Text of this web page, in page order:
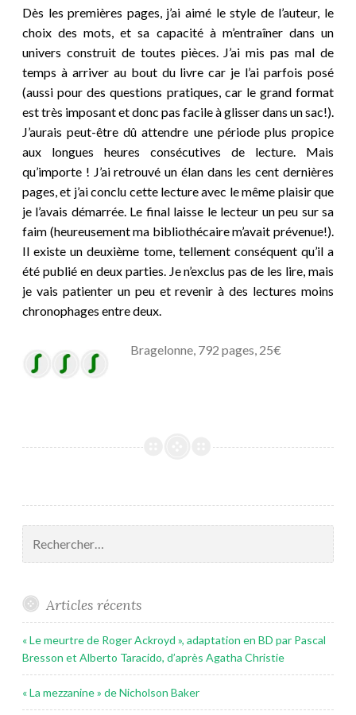
Dès les premières pages, j’ai aimé le style de l’auteur, le
choix des mots, et sa capacité à m’entraîner dans un
univers construit de toutes pièces. J’ai mis pas mal de
temps à arriver au bout du livre car je l’ai parfois posé
(aussi pour des questions pratiques, car le grand format
est très imposant et donc pas facile à glisser dans un sac!).
J’aurais peut-être dû attendre une période plus propice
aux longues heures consécutives de lecture. Mais
qu’importe ! J’ai retrouvé un élan dans les cent dernières
pages, et j’ai conclu cette lecture avec le même plaisir que
je l’avais démarrée. Le final laisse le lecteur un peu sur sa
faim (heureusement ma bibliothécaire m’avait prévenue!).
Il existe un deuxième tome, tellement conséquent qu’il a
été publié en deux parties. Je n’exclus pas de les lire, mais
je vais patienter un peu et revenir à des lectures moins
chronophages entre deux.
Bragelonne, 792 pages, 25€
Articles récents
« Le meurtre de Roger Ackroyd », adaptation en BD par Pascal
Bresson et Alberto Taracido, d’après Agatha Christie
« La mezzanine » de Nicholson Baker